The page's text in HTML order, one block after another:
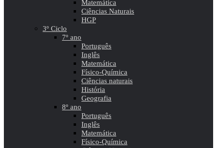
Matemática
Ciências Naturais
HGP
3º Ciclo
7º ano
Português
Inglês
Matemática
Físico-Química
Ciências naturais
História
Geografia
8º ano
Português
Inglês
Matemática
Físico-Química